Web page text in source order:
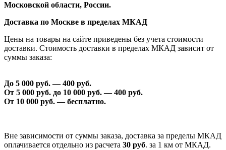
Московской области, России.
Доставка по Москве в пределах МКАД
Цены на товары на сайте приведены без учета стоимости
доставки. Стоимость доставки в пределах МКАД зависит от
суммы заказа:
До 5 000 руб. —400 руб.
От 5 000 руб. до 10 000 руб. —400 руб.
От 10 000 руб. — бесплатно.
Вне зависимости от суммы заказа, доставка за пределы МКАД
оплачивается отдельно из расчета 30 руб. за 1 км от МКАД.